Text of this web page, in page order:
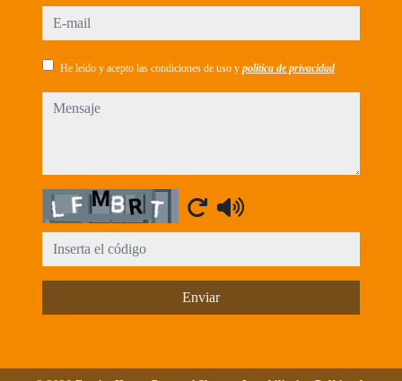
e-mail
He leído y acepto las condiciones de uso y política de privacidad
mensaje
Captcha
Enviar